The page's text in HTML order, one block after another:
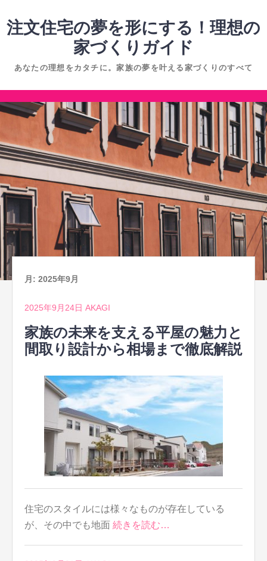
ン
へ
ス
プ
注文住宅の夢を形にする！理想の
家づくりガイド
あなたの理想をカタチに。家族の夢を叶える家づくりのすべて
コ
ン
へ
ス
キ
ッ
プ
月: 2025年9月
2025年9月24日 AKAGI
家族の未来を支える平屋の魅力と
間取り設計から相場まで徹底解説
住宅のスタイルには様々なものが存在している
が、その中でも地面 続きを読む…